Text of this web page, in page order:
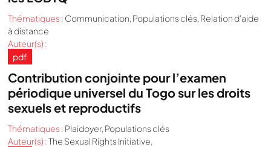
Thématiques : Communication, Populations clés, Relation d'aide
à distance
Auteur(s) :
pdf
Contribution conjointe pour l’examen
périodique universel du Togo sur les droits
sexuels et reproductifs
Thématiques : Plaidoyer, Populations clés
Auteur(s) :The Sexual Rights Initiative,